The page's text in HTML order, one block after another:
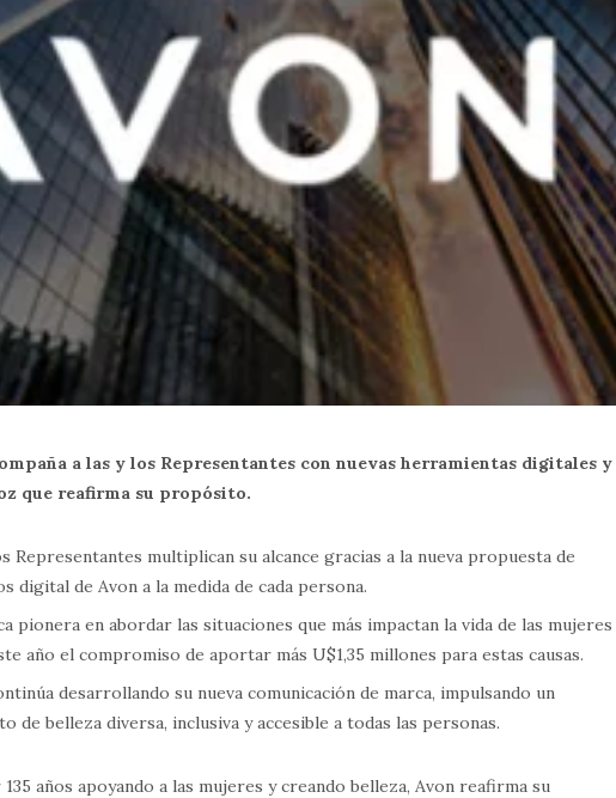
a las y los Representantes con nuevas herramientas digitales y
que reafirma su propósito.
Representantes multiplican su alcance gracias a la nueva propuesta de
digital de Avon a la medida de cada persona.
pionera en abordar las situaciones que más impactan la vida de las mujeres
año el compromiso de aportar más U$1,35 millones para estas causas.
desarrollando su nueva comunicación de marca, impulsando un
de belleza diversa, inclusiva y accesible a todas las personas.
años apoyando a las mujeres y creando belleza, Avon reafirma su